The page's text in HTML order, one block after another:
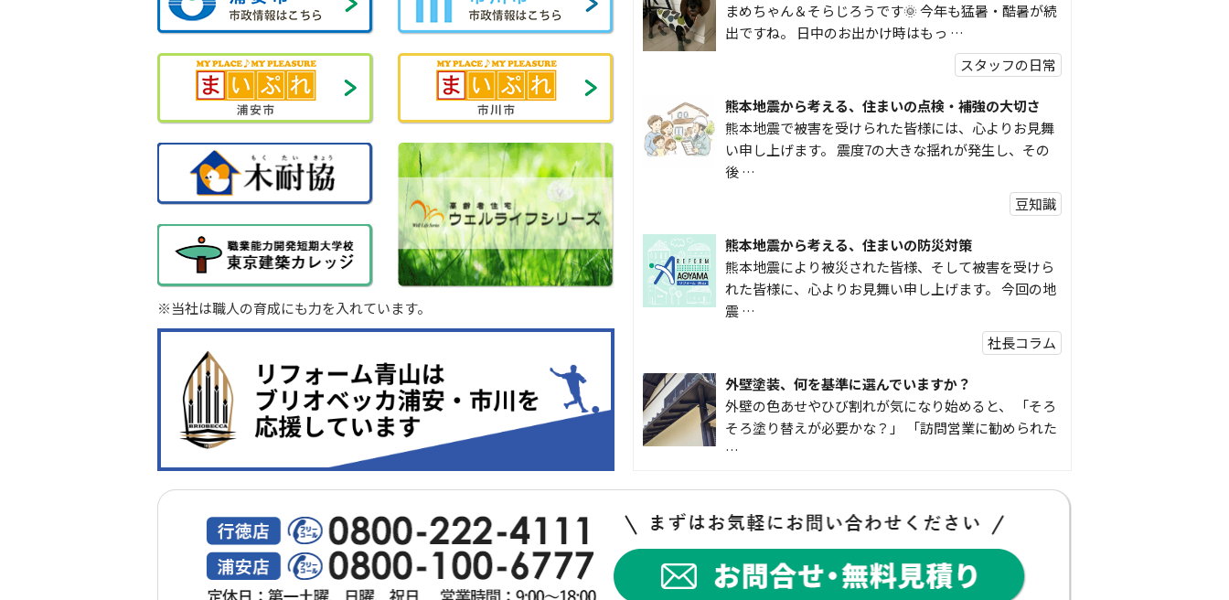
※当社は職人の育成にも力を入れています。
まめちゃん＆そらじろうです🌞 今年も猛暑・酷暑が続
出ですね。 日中のお出かけ時はもっ …
スタッフの日常
熊本地震から考える、住まいの点検・補強の大切さ
熊本地震で被害を受けられた皆様には、心よりお見舞
い申し上げます。 震度7の大きな揺れが発生し、その
後 …
豆知識
熊本地震から考える、住まいの防災対策
熊本地震により被災された皆様、そして被害を受けら
れた皆様に、心よりお見舞い申し上げます。 今回の地
震 …
社長コラム
外壁塗装、何を基準に選んでいますか？
外壁の色あせやひび割れが気になり始めると、 「そろ
そろ塗り替えが必要かな？」 「訪問営業に勧められた
…
なかなか便利な物
こんにちは コゴちゃんです 少し前になりますが購
入して良かった物を ご紹介したいと思 …